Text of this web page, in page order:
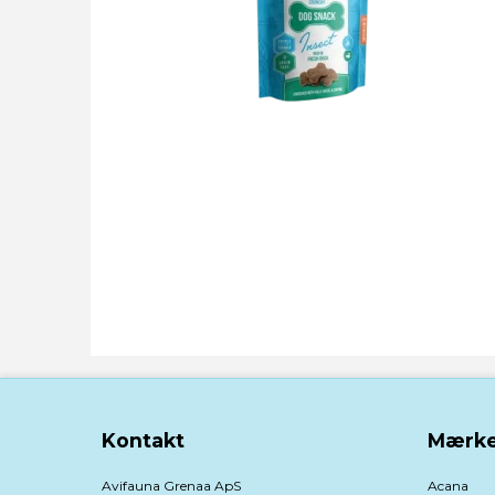
Kontakt
Avifauna Grenaa ApS Acana